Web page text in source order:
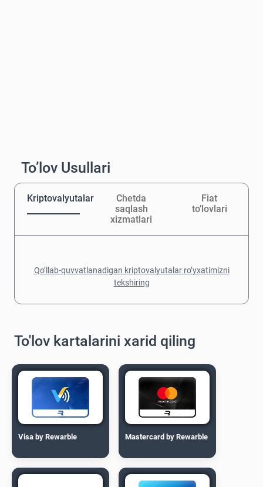
To’lov Usullari
Kriptovalyutalar
Chetda
saqlash
xizmatlari
Fiat
to’lovlari
Qo’llab-quvvatlanadigan kriptovalyutalar ro’yxatimizni
tekshiring
To'lov kartalarini xarid qiling
Visa by Rewarble Mastercard by Rewarble